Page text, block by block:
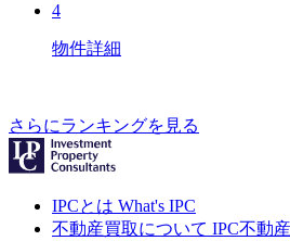
4
物件詳細
さらにランキングを見る
IPCとは What's IPC
不動産買取について IPC不動